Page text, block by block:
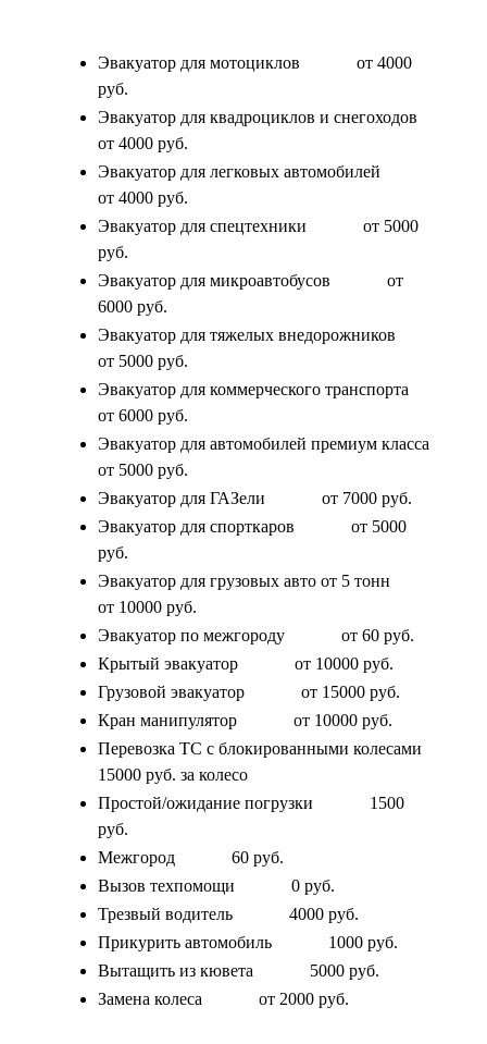
Эвакуатор для мотоциклов
от 4000
руб.
Эвакуатор для квадроциклов и снегоходов
от 4000 руб.
Эвакуатор для легковых автомобилей
от 4000 руб.
Эвакуатор для спецтехники
от 5000
руб.
Эвакуатор для микроавтобусов
от
6000 руб.
Эвакуатор для тяжелых внедорожников
от 5000 руб.
Эвакуатор для коммерческого транспорта
от 6000 руб.
Эвакуатор для автомобилей премиум класса
от 5000 руб.
Эвакуатор для ГАЗели
от 7000 руб.
Эвакуатор для спорткаров
от 5000
руб.
Эвакуатор для грузовых авто от 5 тонн
от 10000 руб.
Эвакуатор по межгороду
от 60 руб.
Крытый эвакуатор
от 10000 руб.
Грузовой эвакуатор
от 15000 руб.
Кран манипулятор
от 10000 руб.
Перевозка ТС с блокированными колесами
15000 руб. за колесо
Простой/ожидание погрузки
1500
руб.
Межгород
60 руб.
Вызов техпомощи
0 руб.
Трезвый водитель
4000 руб.
Прикурить автомобиль
1000 руб.
Вытащить из кювета
5000 руб.
Замена колеса
от 2000 руб.